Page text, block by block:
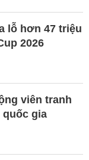
lỗ hơn 47 triệu
2026
viên tranh
quốc gia